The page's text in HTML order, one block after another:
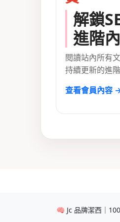
解鎖
進階
閱讀站內所有
持續更新的進
查看會員內容
🧠 Jc 品牌潔西｜